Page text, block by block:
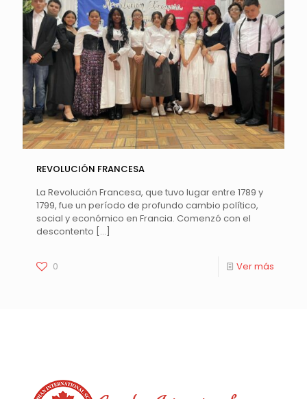
REVOLUCIÓN FRANCESA
La Revolución Francesa, que tuvo lugar entre 1789 y
1799, fue un período de profundo cambio político,
social y económico en Francia. Comenzó con el
descontento […]
0 Ver más